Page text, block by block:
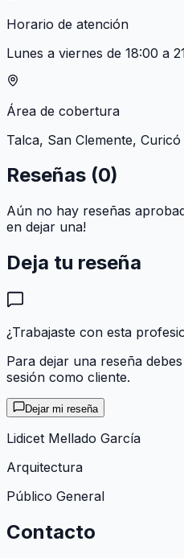
Horario de atención
Lunes a viernes de 18:00 a
Área de cobertura
Talca, San Clemente,
Reseñas (0)
Aún no hay reseñas
en dejar una!
Deja tu reseña
¿Trabajaste con esta
Para dejar una reseña
sesión como cliente.
Dejar mi reseña
Lidicet Mellado García
Arquitectura
Público General
Contacto